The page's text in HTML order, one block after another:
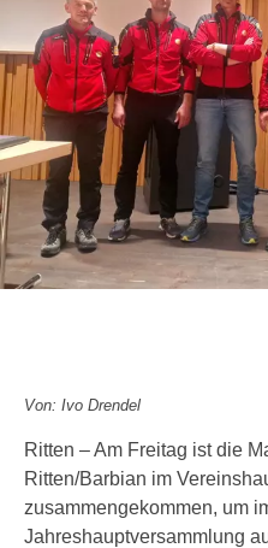
Von: Ivo Drendel
Ritten – Am Freitag ist die
Ritten/Barbian im
zusammengekommen, um
Jahreshauptversammlung